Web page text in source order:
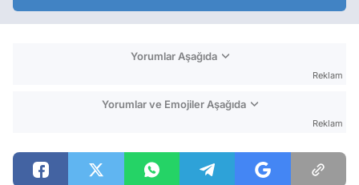
Yorumlar Aşağıda
Reklam
Yorumlar ve Emojiler Aşağıda
Reklam